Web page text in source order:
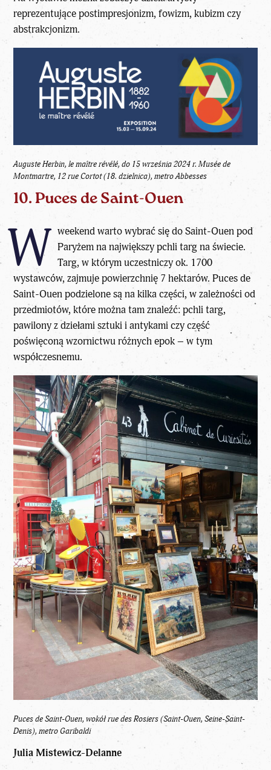
reprezentujące postimpresjonizm, fowizm, kubizm czy
abstrakcjonizm.
Auguste Herbin, le maître révélé, do 15 września 2024 r. Musée de
Montmartre, 12 rue Cortot (18. dzielnica), metro Abbesses
10. Puces de Saint-Ouen
W weekend warto wybrać się do Saint-Ouen pod
Paryżem na największy pchli targ na świecie.
Targ, w którym uczestniczy ok. 1700
wystawców, zajmuje powierzchnię 7 hektarów. Puces de
Saint-Ouen podzielone są na kilka części, w zależności od
przedmiotów, które można tam znaleźć: pchli targ,
pawilony z dziełami sztuki i antykami czy część
poświęconą wzornictwu różnych epok – w tym
współczesnemu.
Puces de Saint-Ouen, wokół rue des Rosiers (Saint-Ouen, Seine-Saint-
Denis), metro Garibaldi
Julia Mistewicz-Delanne